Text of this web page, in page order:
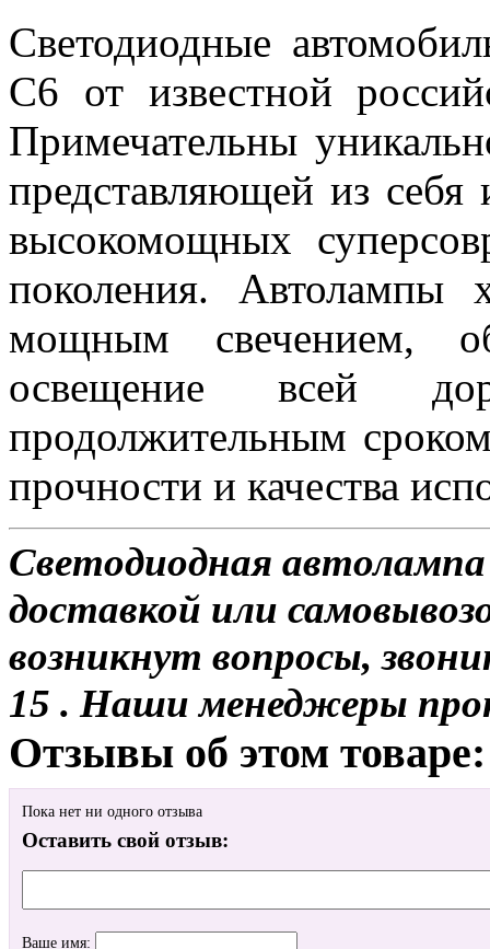
Светодиодные
C6 от известной
Примечательны
представляющей из себя
высокомощных
поколения. Автолампы
мощным свечением,
освещение всей
продолжительным
прочности и качества
Светодиодная
доставкой или
возникнут вопросы,
15 . Наши менеджеры
Отзывы об этом товаре:
Пока нет ни одного отзыва
Оставить свой отзыв:
Ваше имя: